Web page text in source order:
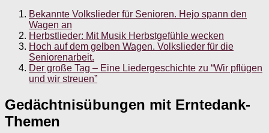
Bekannte Volkslieder für Senioren. Hejo spann den
Wagen an
Herbstlieder: Mit Musik Herbstgefühle wecken
Hoch auf dem gelben Wagen. Volkslieder für die
Seniorenarbeit.
Der große Tag – Eine Liedergeschichte zu “Wir pflügen
und wir streuen”
Gedächtnisübungen mit Erntedank-
Themen